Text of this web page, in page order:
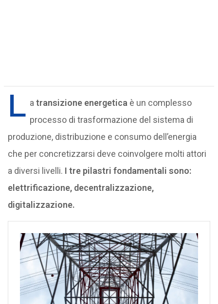
L a transizione energetica è un complesso
processo di trasformazione del sistema di
produzione, distribuzione e consumo dell’energia
che per concretizzarsi deve coinvolgere molti attori
a diversi livelli. I tre pilastri fondamentali sono:
elettrificazione, decentralizzazione,
digitalizzazione.